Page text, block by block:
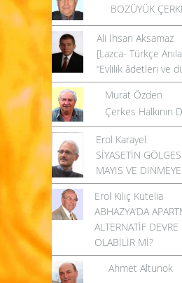
BOZÜYÜK
Ali İhsan Aksamaz
[Lazca- Türkçe
“Evlilik âdetleri ve
Murat Özden
Çerkes Halkının
Erol Karayel
SİYASETİN
MAYIS VE
Erol Kılıç Kutelia
ABHAZYA’DA
ALTERNATİF
OLABİLİR Mİ?
Ahmet Altunok